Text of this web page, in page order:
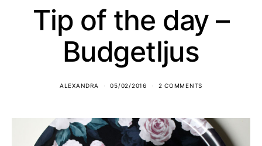
Tip of the day –
Budgetljus
ALEXANDRA 05/02/2016 2 COMMENTS